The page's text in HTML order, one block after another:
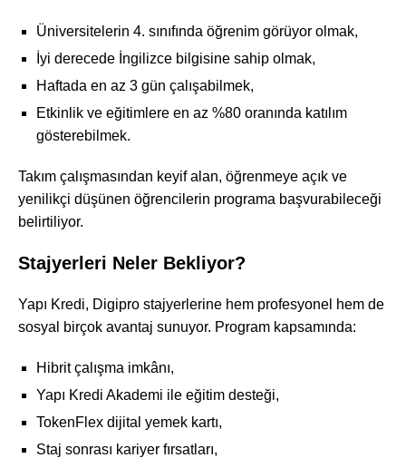
Üniversitelerin 4. sınıfında öğrenim görüyor olmak,
İyi derecede İngilizce bilgisine sahip olmak,
Haftada en az 3 gün çalışabilmek,
Etkinlik ve eğitimlere en az %80 oranında katılım
gösterebilmek.
Takım çalışmasından keyif alan, öğrenmeye açık ve
yenilikçi düşünen öğrencilerin programa başvurabileceği
belirtiliyor.
Stajyerleri Neler Bekliyor?
Yapı Kredi, Digipro stajyerlerine hem profesyonel hem de
sosyal birçok avantaj sunuyor. Program kapsamında:
Hibrit çalışma imkânı,
Yapı Kredi Akademi ile eğitim desteği,
TokenFlex dijital yemek kartı,
Staj sonrası kariyer fırsatları,